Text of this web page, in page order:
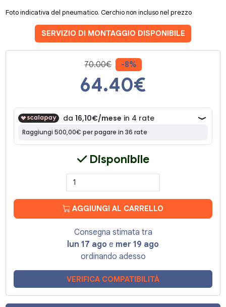
Foto indicativa del pneumatico. Cerchio non incluso nel prezzo
SERVIZIO DI MONTAGGIO DISPONIBILE
70.00€ -8%
64.40€
Disponibile
AGGIUNGI AL CARRELLO
Consegna stimata tra
lun 17 ago e mer 19 ago
ordinando adesso
VERIFICA COMPATIBILITÀ